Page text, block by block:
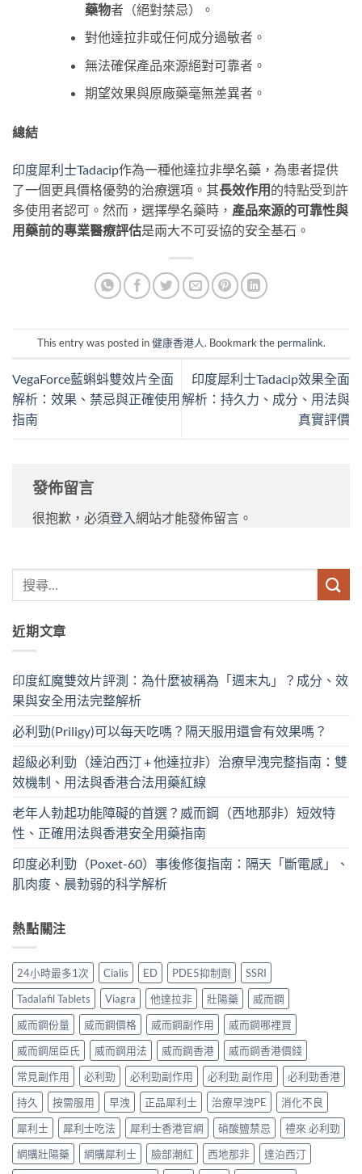
藥物者（絕對禁忌）。
對他達拉非或任何成分過敏者。
無法確保產品來源絕對可靠者。
期望效果與原廠藥毫無差異者。
總結
印度犀利士Tadacip作為一種他達拉非學名藥，為患者提供
了一個更具價格優勢的治療選項。其長效作用的特點受到許
多使用者認可。然而，選擇學名藥時， 產品來源的可靠性與
用藥前的專業醫療評估是兩大不可妥協的安全基石。
This entry was posted in健康香港人. Bookmark the permalink.
VegaForce藍蝌蚪雙效片全面
解析：效果、禁忌與正確使用
指南
印度犀利士Tadacip效果全面
解析：持久力、成分、用法與
真實評價
發佈留言
很抱歉，必須登入網站才能發佈留言。
近期文章
印度紅魔雙效片評測：為什麼被稱為「週末丸」？成分、效
果與安全用法完整解析
必利勁(Priligy)可以每天吃嗎？隔天服用還會有效果嗎？
超級必利勁（達泊西汀 + 他達拉非）治療早洩完整指南：雙
效機制、用法與香港合法用藥紅線
老年人勃起功能障礙的首選？威而鋼（西地那非）短效特
性、正確用法與香港安全用藥指南
印度必利勁（Poxet-60）事後修復指南：隔天「斷電感」、
肌肉痠、晨勃弱的科学解析
熱點關注
24小時最多1次 Cialis ED PDE5抑制劑
SSRI
Tadalafil Tablets
Viagra 他達拉非 壯陽藥
威而鋼
威而鋼份量
威而鋼價格 威而鋼副作用
威而鋼哪裡買
威而鋼屈臣氏
威而鋼用法 威而鋼香港
威而鋼香港價錢
常見副作用
必利勁 必利勁副作用 必利勁 副作用
必利勁香港
持久
按需服用 早洩 正品犀利士 治療早洩PE
消化不良
犀利士
犀利士吃法 犀利士香港官網 硝酸鹽禁忌
禮來 必利勁
網購壯陽藥
網購犀利士 臉部潮紅 西地那非
達泊西汀